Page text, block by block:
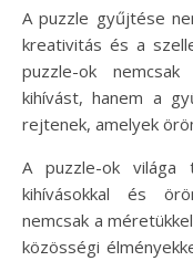
A puzzle gyűjtése
kreativitás és a
puzzle-ok
kihívást, hanem a
rejtenek, amelyek
A puzzle-ok világa
kihívásokkal és
nemcsak a
közösségi